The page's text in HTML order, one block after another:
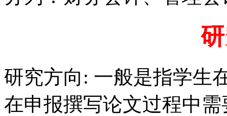
研究方向: 一般是指学生
在申报撰写论文过程中